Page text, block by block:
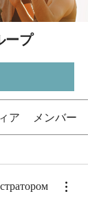
ープ
ア メンバー